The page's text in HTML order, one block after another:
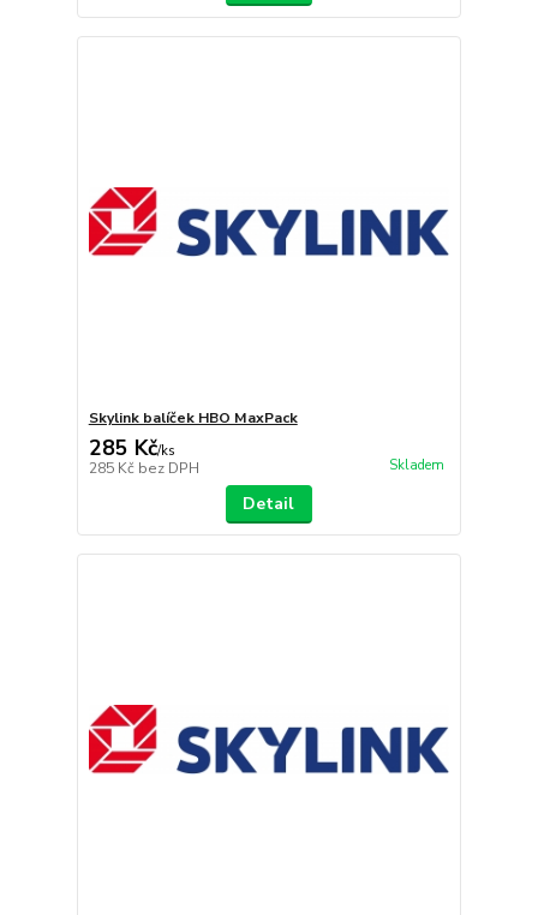
Skylink balíček HBO MaxPack
285 Kč/ks
285 Kč bez DPH Skladem
Detail